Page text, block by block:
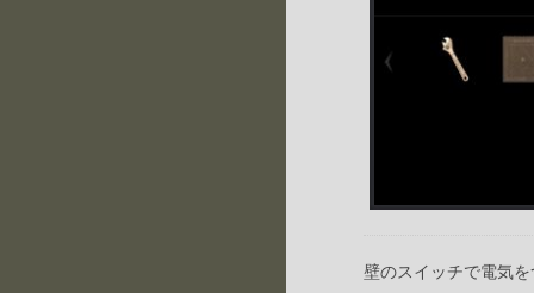
壁のスイッチで電気